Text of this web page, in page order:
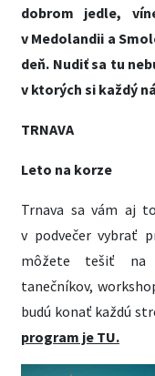
dobrom jedle,
v Medolandii a
deň. Nudiť sa tu
v ktorých si každý
TRNAVA
Leto na korze
Trnava sa vám aj
v podvečer vybrať
môžete tešiť na
tanečníkov,
budú konať každú
program je TU.